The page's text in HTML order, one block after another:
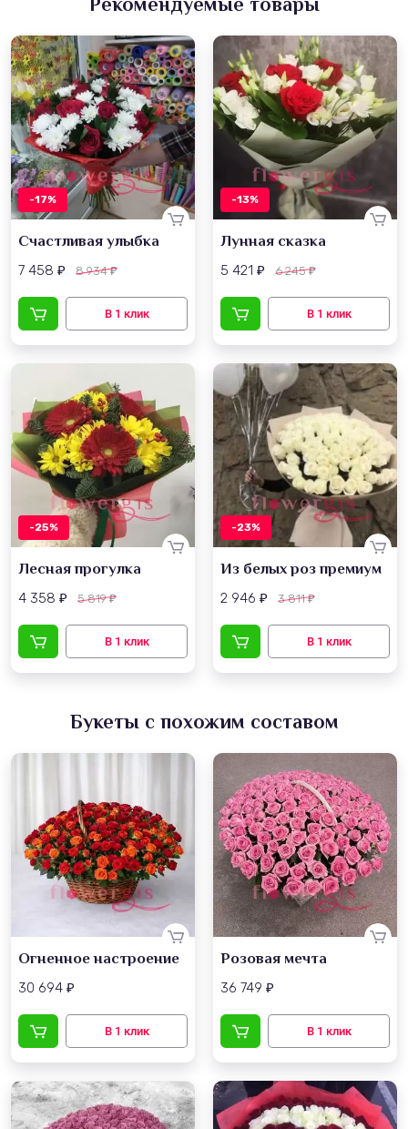
-17%
Счастливая улыбка
7 458 ₽ 8 934₽
-13%
Лунная сказка
5 421 ₽ 6 245₽
-25%
Лесная прогулка
4 358 ₽ 5 819₽
-23%
Из белых роз премиум
2 946 ₽ 3 811₽
Букеты с похожим составом
Огненное настроение
30 694 ₽
Розовая мечта
36 749 ₽